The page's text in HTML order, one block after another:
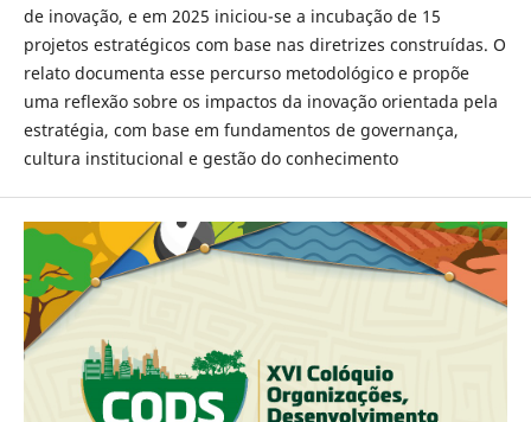
de inovação, e em 2025 iniciou-se a incubação de 15
projetos estratégicos com base nas diretrizes construídas. O
relato documenta esse percurso metodológico e propõe
uma reflexão sobre os impactos da inovação orientada pela
estratégia, com base em fundamentos de governança,
cultura institucional e gestão do conhecimento